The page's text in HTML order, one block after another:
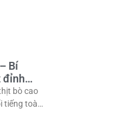
Bí
đỉnh
bò cao
tiếng toàn